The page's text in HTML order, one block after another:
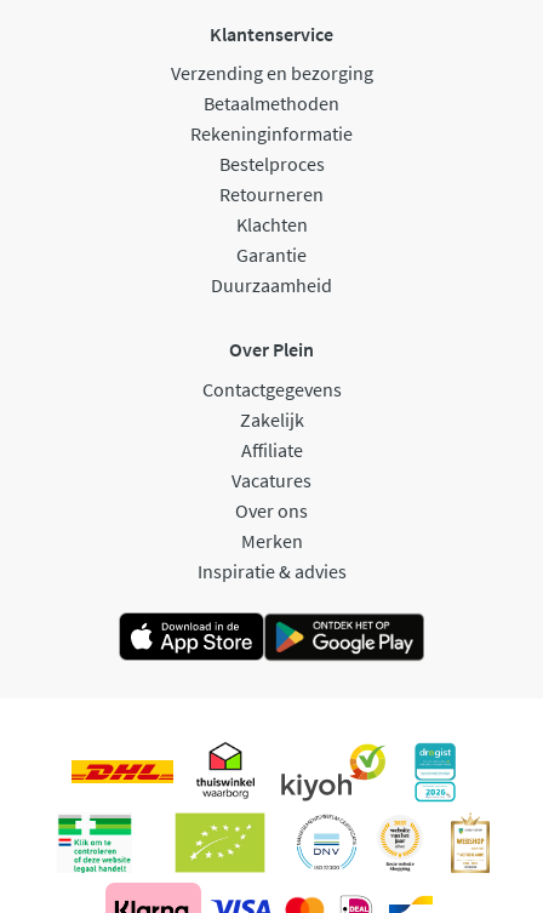
Klantenservice
Verzending en bezorging
Betaalmethoden
Rekeninginformatie
Bestelproces
Retourneren
Klachten
Garantie
Duurzaamheid
Over Plein
Contactgegevens
Zakelijk
Affiliate
Vacatures
Over ons
Merken
Inspiratie & advies